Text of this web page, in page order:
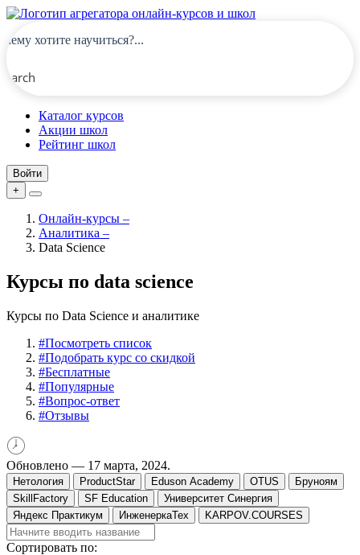
Каталог курсов
Акции школ
Рейтинг школ
Войти
+
Онлайн-курсы –
Аналитика –
Data Science
Курсы по data science
Курсы по Data Science и аналитике
#Посмотреть список
#Подобрать курс со скидкой
#Бесплатные
#Популярные
#Вопрос-ответ
#Отзывы
Обновлено — 17 марта, 2024.
Нетология ProductStar Eduson Academy OTUS
Бруноям
SkillFactory
SF Education
Университет Синергия
Яндекс Практикум
ИнженеркаТех KARPOV.COURSES
Сортировать по: